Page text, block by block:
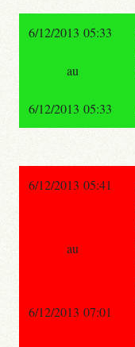
6/12/2013 05:33
au
6/12/2013 05:33
6/12/2013 05:41
au
6/12/2013 07:01